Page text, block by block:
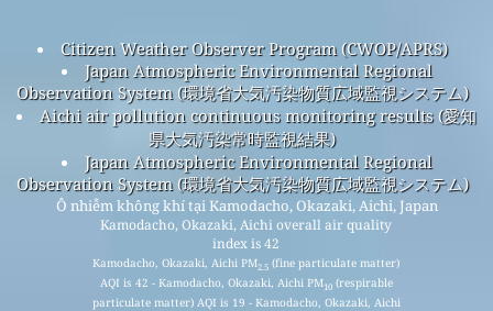
Citizen Weather Observer Program (CWOP/APRS)
Japan Atmospheric Environmental Regional
Observation System (環境省大気汚染物質広域監視システム)
Aichi air pollution continuous monitoring results (愛知
県大気汚染常時監視結果)
Japan Atmospheric Environmental Regional
Observation System (環境省大気汚染物質広域監視システム)
Ô nhiễm không khí tại Kamodacho, Okazaki, Aichi, Japan
Kamodacho, Okazaki, Aichi overall air quality
index is 42
Kamodacho, Okazaki, Aichi PM2.5 (fine particulate matter)
AQI is 42 - Kamodacho, Okazaki, Aichi PM10(respirable
particulate matter) AQI is 19 - Kamodacho, Okazaki, Aichi